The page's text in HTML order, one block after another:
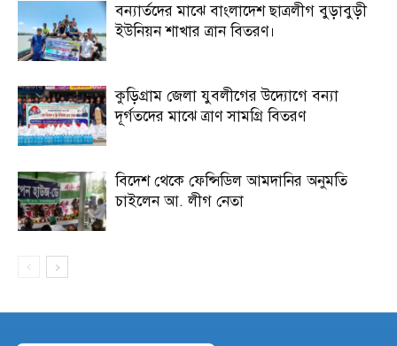
বন্যার্তদের মাঝে বাংলাদেশ ছাত্রলীগ বুড়াবুড়ী
ইউনিয়ন শাখার ত্রান বিতরণ।
কুড়িগ্রাম জেলা যুবলীগের উদ্যোগে বন্যা
দূর্গতদের মাঝে ত্রাণ সামগ্রি বিতরণ
বিদেশ থেকে ফেন্সিডিল আমদানির অনুমতি
চাইলেন আ. লীগ নেতা